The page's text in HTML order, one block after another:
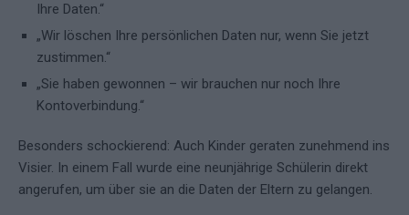
Ihre Daten.“
„Wir löschen Ihre persönlichen Daten nur, wenn Sie jetzt
zustimmen.“
„Sie haben gewonnen – wir brauchen nur noch Ihre
Kontoverbindung.“
Besonders schockierend: Auch Kinder geraten zunehmend ins
Visier. In einem Fall wurde eine neunjährige Schülerin direkt
angerufen, um über sie an die Daten der Eltern zu gelangen.